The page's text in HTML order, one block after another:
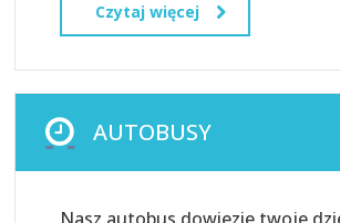
Czytaj więcej
AUTOBUSY